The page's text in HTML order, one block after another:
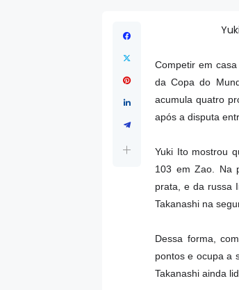
Competir em
da Copa do
acumula quatro
após a disputa
Yuki Ito mostrou
103 em Zao. Na
prata, e da russa
Takanashi na
Dessa forma,
pontos e ocupa a
Takanashi ainda